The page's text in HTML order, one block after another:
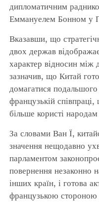
дипломатичним
Еммануелем Бонном у
Вказавши, що
двох держав
характер відносин між
зазначив, що Китай
домагатися
французькій
більше користі
За словами Ван Ї,
значення нещодавно
парламентом
повернення незаконно
інших країн, і готова
французькою стороною